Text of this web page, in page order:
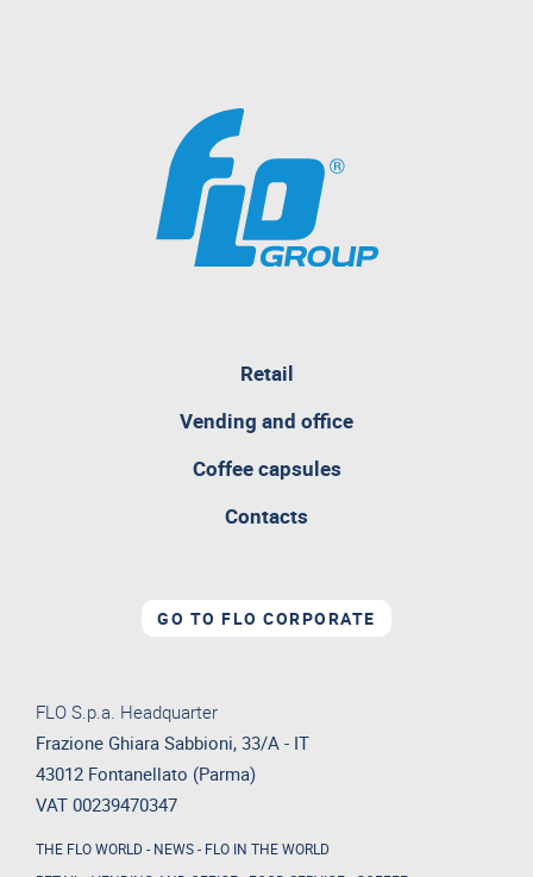
Retail
Vending and officepagina
Coffee capsules
Contacts
GO TO FLO CORPORATE
FLO S.p.a. Headquarter
Frazione Ghiara Sabbioni, 33/A - IT
43012 Fontanellato (Parma)
VAT 00239470347
THE FLO WORLD- NEWS- FLO IN THE WORLD